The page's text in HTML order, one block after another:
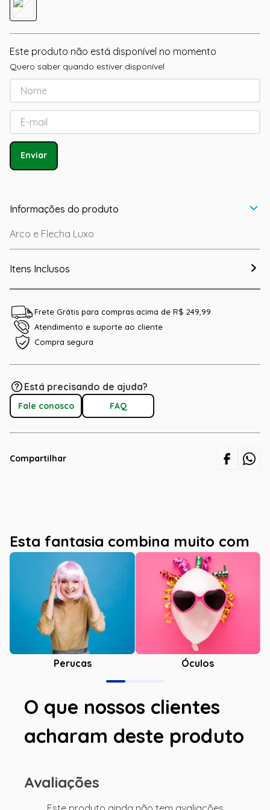
Este produto não está disponível no momento
Quero saber quando estiver disponível
Enviar
Informações do produto
Arco e Flecha Luxo
Itens Inclusos
Frete Grátis para compras acima de R$ 249,99
Atendimento e suporte ao cliente
Compra segura
Está precisando de ajuda?
Fale conosco FAQ
Compartilhar
Esta fantasia combina muito com
Perucas Óculos
O que nossos clientes
acharam deste produto
Avaliações